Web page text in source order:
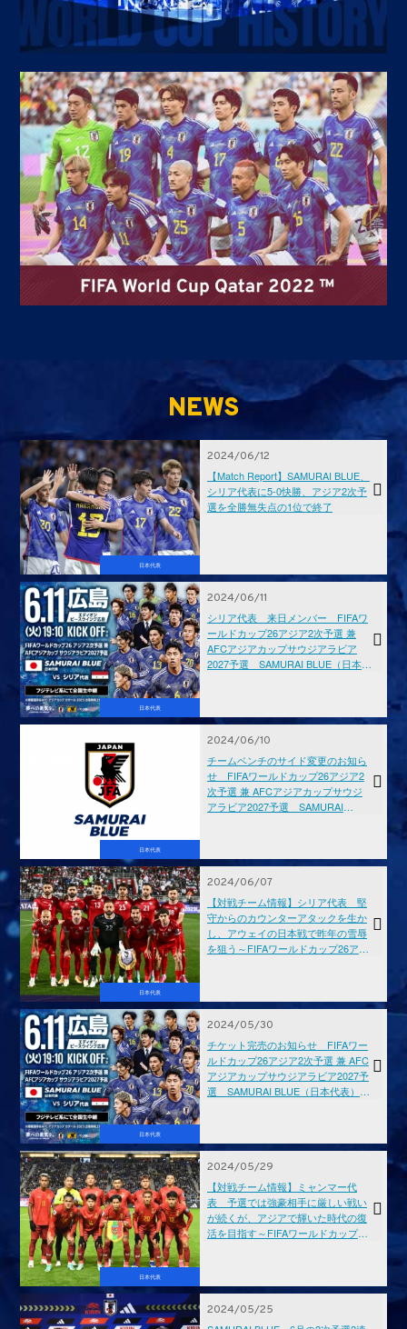
NEWS
日本代表
2024/06/12
【Match Report】SAMURAI BLUE、
シリア代表に5-0快勝、アジア2次予
選を全勝無失点の1位で終了
日本代表
2024/06/11
シリア代表 来日メンバー FIFAワ
ールドカップ26アジア2次予選 兼
AFCアジアカップサウジアラビア
2027予選 SAMURAI BLUE（日本代
日本代表
2024/06/10
チームベンチのサイド変更のお知ら
せ FIFAワールドカップ26アジア2
次予選 兼 AFCアジアカップサウジ
アラビア2027予選 SAMURAI
日本代表
2024/06/07
【対戦チーム情報】シリア代表 堅
守からのカウンターアタックを生か
し、アウェイの日本戦で昨年の雪辱
を狙う～FIFAワールドカップ26アジ
日本代表
2024/05/30
チケット完売のお知らせ FIFAワー
ルドカップ26アジア2次予選 兼 AFC
アジアカップサウジアラビア2027予
選 SAMURAI BLUE（日本代表）対
日本代表
2024/05/29
【対戦チーム情報】ミャンマー代
表 予選では強豪相手に厳しい戦い
が続くが、アジアで輝いた時代の復
活を目指す～FIFAワールドカップ26
2024/05/25